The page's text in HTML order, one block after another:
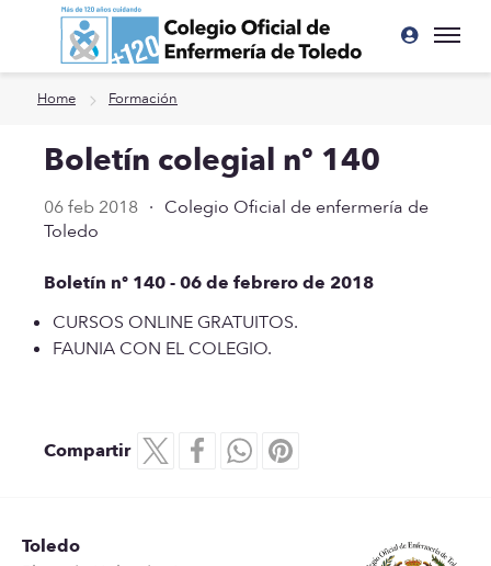
Ir a contenido principal
Home Formación
Boletín colegial nº 140
06 feb 2018 · Colegio Oficial de enfermería de
Toledo
Boletín nº 140 - 06 de febrero de 2018
CURSOS ONLINE GRATUITOS.
FAUNIA CON EL COLEGIO.
Compartir
Toledo